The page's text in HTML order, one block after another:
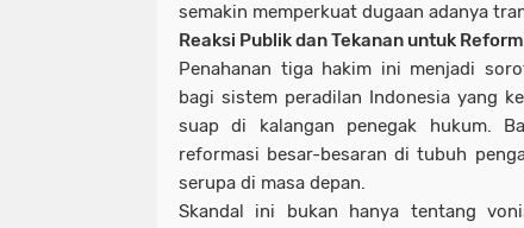
semakin memperkuat dugaan adanya
Reaksi Publik dan Tekanan untuk
Penahanan tiga hakim ini menjadi
bagi sistem peradilan Indonesia yang
suap di kalangan penegak hukum.
reformasi besar-besaran di tubuh
serupa di masa depan.
Skandal ini bukan hanya tentang